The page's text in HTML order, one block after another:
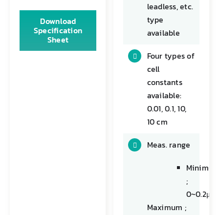
Download
Specification
Sheet
leadless, etc.
type
available
Four types of
cell
constants
available:
0.01, 0.1, 10,
10 cm
Meas. range
;
Maximum ;